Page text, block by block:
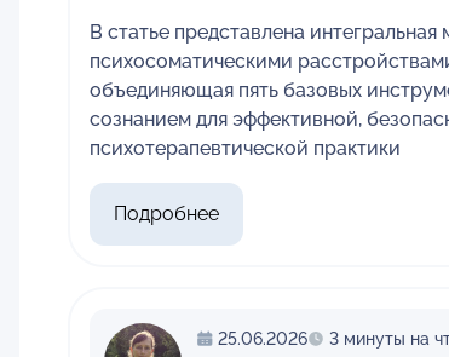
В статье представлена
психосоматическими
объединяющая пять базовых
сознанием для эффективной,
психотерапевтической практики
Подробнее
25.06.2026 3 минуты на